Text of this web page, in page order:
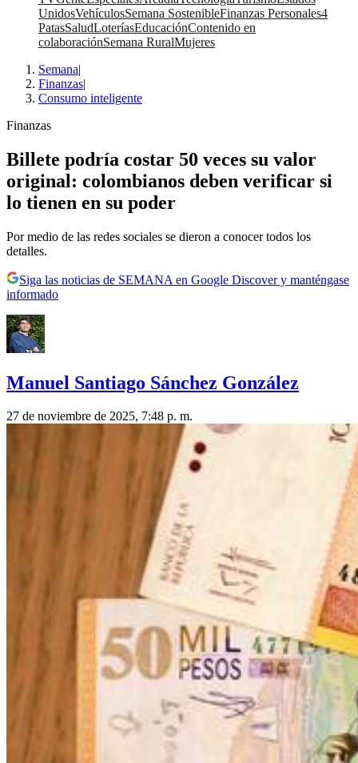
UnidosVehículosSemana SostenibleFinanzas Personales4
PatasSaludLoteríasEducaciónContenido en
colaboraciónSemana RuralMujeres
Semana|
Finanzas|
Consumo inteligente
Finanzas
Billete podría costar 50 veces su valor
original: colombianos deben verificar si
lo tienen en su poder
Por medio de las redes sociales se dieron a conocer todos los
detalles.
Siga las noticias de SEMANA en Google Discover y manténgase
informado
Manuel Santiago Sánchez González
27 de noviembre de 2025, 7:48 p. m.